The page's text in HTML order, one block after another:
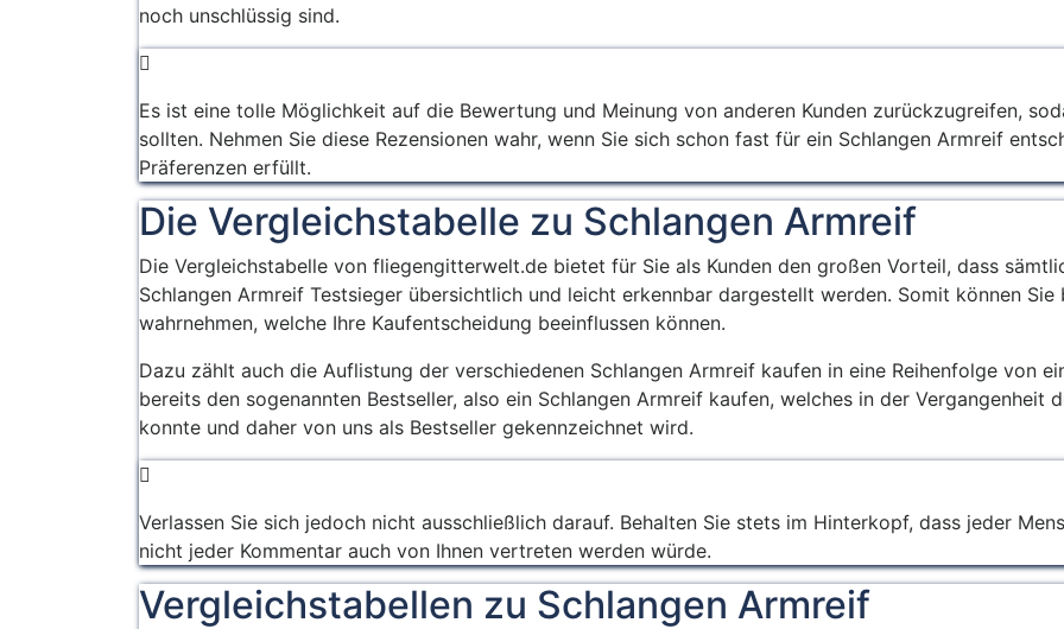
noch unschlüssig sind.
Es ist eine tolle Möglichkeit auf die Bewertung und Meinung von anderen Kunden zurückzugreifen,
sollten. Nehmen Sie diese Rezensionen wahr, wenn Sie sich schon fast für ein Schlangen Armreif
Präferenzen erfüllt.
Die Vergleichstabelle zu Schlangen Armreif
Die Vergleichstabelle von fliegengitterwelt.de bietet für Sie als Kunden den großen Vorteil, dass
Schlangen Armreif Testsieger übersichtlich und leicht erkennbar dargestellt werden. Somit können
wahrnehmen, welche Ihre Kaufentscheidung beeinflussen können.
Dazu zählt auch die Auflistung der verschiedenen Schlangen Armreif kaufen in eine Reihenfolge von
bereits den sogenannten Bestseller, also ein Schlangen Armreif kaufen, welches in der Vergangenheit
konnte und daher von uns als Bestseller gekennzeichnet wird.
Verlassen Sie sich jedoch nicht ausschließlich darauf. Behalten Sie stets im Hinterkopf, dass jeder
nicht jeder Kommentar auch von Ihnen vertreten werden würde.
Vergleichstabellen zu Schlangen Armreif